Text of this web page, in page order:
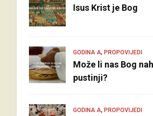
Isus Krist je Bog
GODINA A, PROPOVIJEDI
Može li nas Bog
pustinji?
GODINA A, PROPOVIJEDI